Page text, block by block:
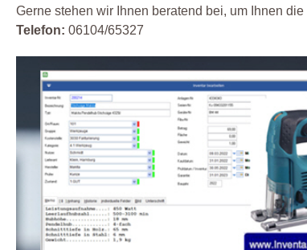
Gerne stehen wir Ihnen beratend bei, um Ihnen
Telefon: 06104/65327